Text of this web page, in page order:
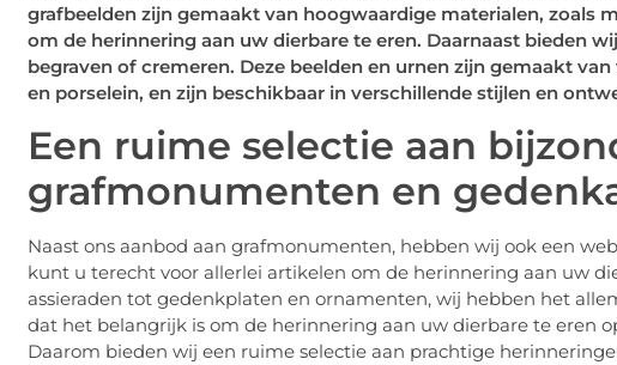
grafbeelden zijn gemaakt van hoogwaardige materialen, zoals
om de herinnering aan uw dierbare te eren. Daarnaast bieden
begraven of cremeren. Deze beelden en urnen zijn gemaakt
en porselein, en zijn beschikbaar in verschillende stijlen en
Een ruime selectie aan
grafmonumenten en
Naast ons aanbod aan grafmonumenten, hebben wij ook een
kunt u terecht voor allerlei artikelen om de herinnering aan uw
assieraden tot gedenkplaten en ornamenten, wij hebben het
dat het belangrijk is om de herinnering aan uw dierbare te eren
Daarom bieden wij een ruime selectie aan prachtige